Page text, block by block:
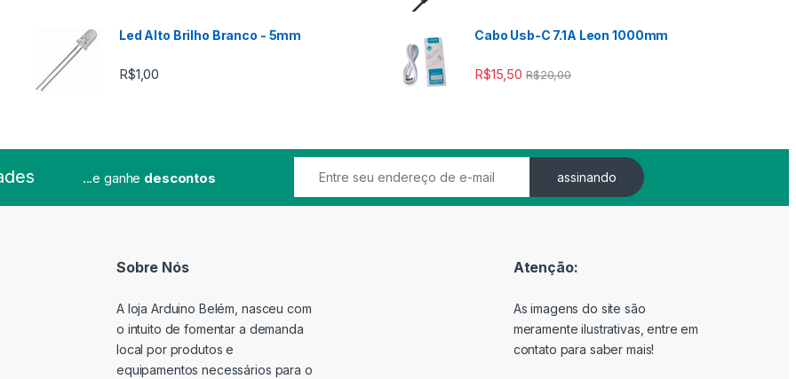
Led Alto Brilho Branco - 5mm
R$1,00
Cabo Usb-C 7.1A Leon 1000mm
R$15,50 R$20,00
...e ganhe descontos assinando
Sobre Nós
A loja Arduino Belém, nasceu com
o intuito de fomentar a demanda
local por produtos e
equipamentos necessários para o
Atenção:
As imagens do site são
meramente ilustrativas, entre em
contato para saber mais!